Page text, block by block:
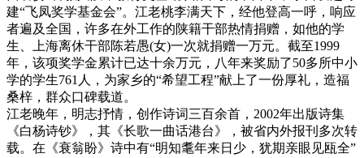
建“飞凤奖学基金会”。江老桃李满天下，经他登高一呼，响应
者遍及全国，许多在外工作的陕籍干部热情捐赠，如他的学
生、上海离休干部陈若愚(女)一次就捐赠一万元。截至1999
年，该项奖学金累计已达十余万元，八年来奖励了50多所中小
学的学生761人，为家乡的“希望工程”献上了一份厚礼，造福
桑梓，群众口碑载道。
江老晚年，明志抒情，创作诗词三百余首，2002年出版诗集
《白杨诗钞》，其《长歌一曲话港台》，被省内外报刊多次转
载。在《衰翁盼》诗中有“明知耄年来日少，犹期亲眼见瓯全”